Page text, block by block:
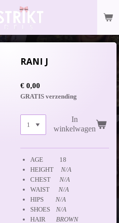
RANI J
€ 0,00
GRATIS verzending
In
winkelwagen
AGE 18
HEIGHT N/A
CHEST
N/A
WAIST N/A
HIPS N/A
SHOES N/A
HAIR BROWN